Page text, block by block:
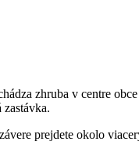
zhruba v centre
prejdete okolo